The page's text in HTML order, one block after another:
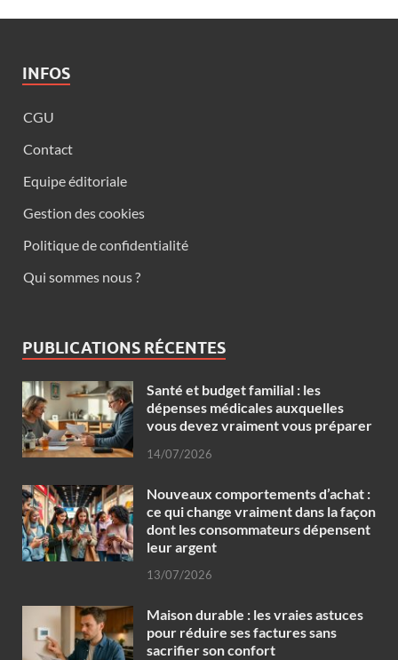
INFOS
CGU
Contact
Equipe éditoriale
Gestion des cookies
Politique de confidentialité
Qui sommes nous ?
PUBLICATIONS RÉCENTES
Santé et budget familial : les
dépenses médicales auxquelles
vous devez vraiment vous préparer
14/07/2026
Nouveaux comportements d’achat :
ce qui change vraiment dans la façon
dont les consommateurs dépensent
leur argent
13/07/2026
Maison durable : les vraies astuces
pour réduire ses factures sans
sacrifier son confort